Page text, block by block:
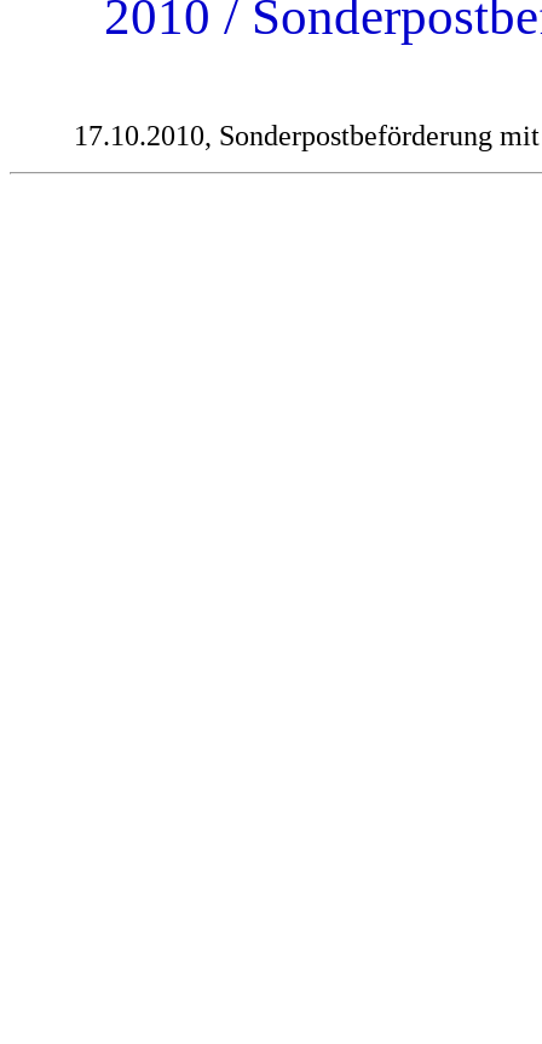
2010 /
17.10.2010, Sonderpostbeförderung